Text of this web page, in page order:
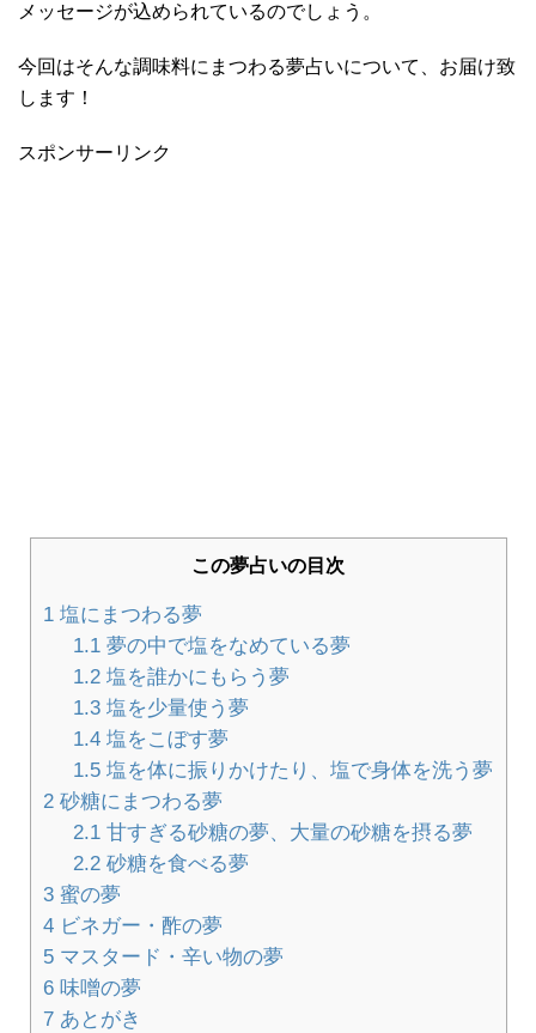
メッセージが込められているのでしょう。
今回はそんな調味料にまつわる夢占いについて、お届け致
します！
スポンサーリンク
この夢占いの目次
1塩にまつわる夢
1.1 夢の中で塩をなめている夢
1.2 塩を誰かにもらう夢
1.3 塩を少量使う夢
1.4 塩をこぼす夢
1.5 塩を体に振りかけたり、塩で身体を洗う夢
2砂糖にまつわる夢
2.1 甘すぎる砂糖の夢、大量の砂糖を摂る夢
2.2 砂糖を食べる夢
3蜜の夢
4ビネガー・酢の夢
5マスタード・辛い物の夢
6味噌の夢
7あとがき